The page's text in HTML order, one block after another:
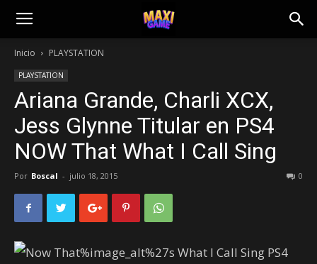
Inicio PLAYSTATION
PLAYSTATION
Ariana Grande, Charli XCX,
Jess Glynne Titular en PS4
NOW That What I Call Sing
Por Boscal - julio 18, 2015 0